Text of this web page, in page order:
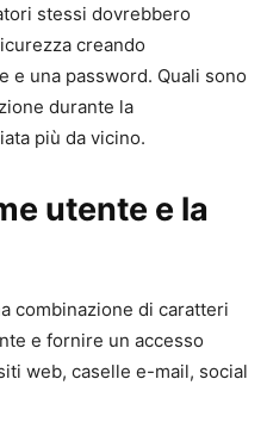
stessi dovrebbero
creando
e una password. Quali sono
durante la
più da vicino.
utente e la
combinazione di caratteri
e fornire un accesso
web, caselle e-mail, social